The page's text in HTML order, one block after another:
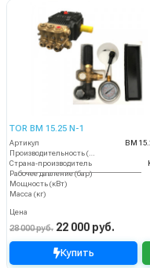
TOR BM 15.25 N-1
Артикул
BM
Страна-производитель
Рабочее давление (бар)
Мощность (кВт)
Масса (кг)
Цена
28 000 руб. 22 000 руб.
Купить